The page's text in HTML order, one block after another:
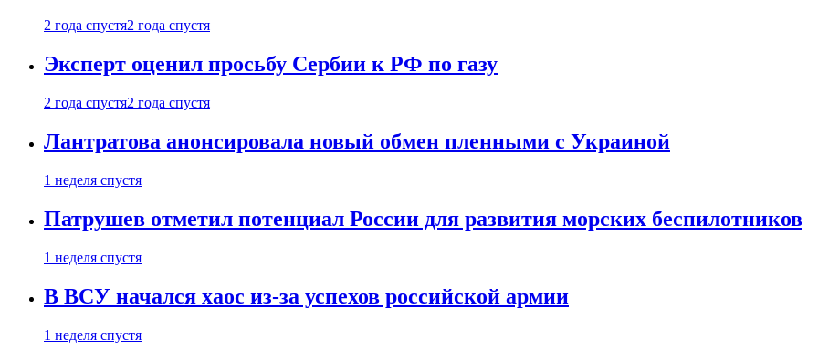
2 года спустя2 года спустя
Эксперт оценил просьбу Сербии к РФ по газу
2 года спустя2 года спустя
Лантратова анонсировала новый обмен пленными с Украиной
1 неделя спустя
Патрушев отметил потенциал России для развития морских беспилотников
1 неделя спустя
В ВСУ начался хаос из-за успехов российской армии
1 неделя спустя